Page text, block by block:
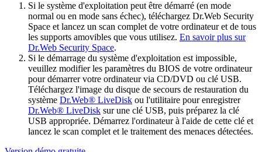
Si le système d'exploitation peut être démarré (en mode
normal ou en mode sans échec), téléchargez Dr.Web Security
Space et lancez un scan complet de votre ordinateur et de tous
les supports amovibles que vous utilisez. En savoir plus sur
Dr.Web Security Space.
Si le démarrage du système d'exploitation est impossible,
veuillez modifier les paramètres du BIOS de votre ordinateur
pour démarrer votre ordinateur via CD/DVD ou clé USB.
Téléchargez l'image du disque de secours de restauration du
système Dr.Web® LiveDisk ou l'utilitaire pour enregistrer
Dr.Web® LiveDisk sur une clé USB, puis préparez la clé
USB appropriée. Démarrez l'ordinateur à l'aide de cette clé et
lancez le scan complet et le traitement des menaces détectées.